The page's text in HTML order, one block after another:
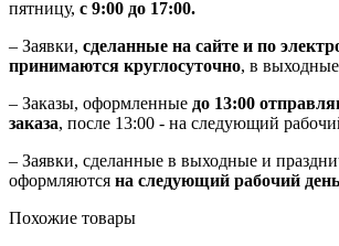
пятницу, с 9:00 до 17:00.
– Заявки, сделанные на сайте и по
принимаются круглосуточно, в
– Заказы, оформленные до 13:00
заказа, после 13:00 - на следующий
– Заявки, сделанные в выходные и
оформляются на следующий рабочий
Похожие товары